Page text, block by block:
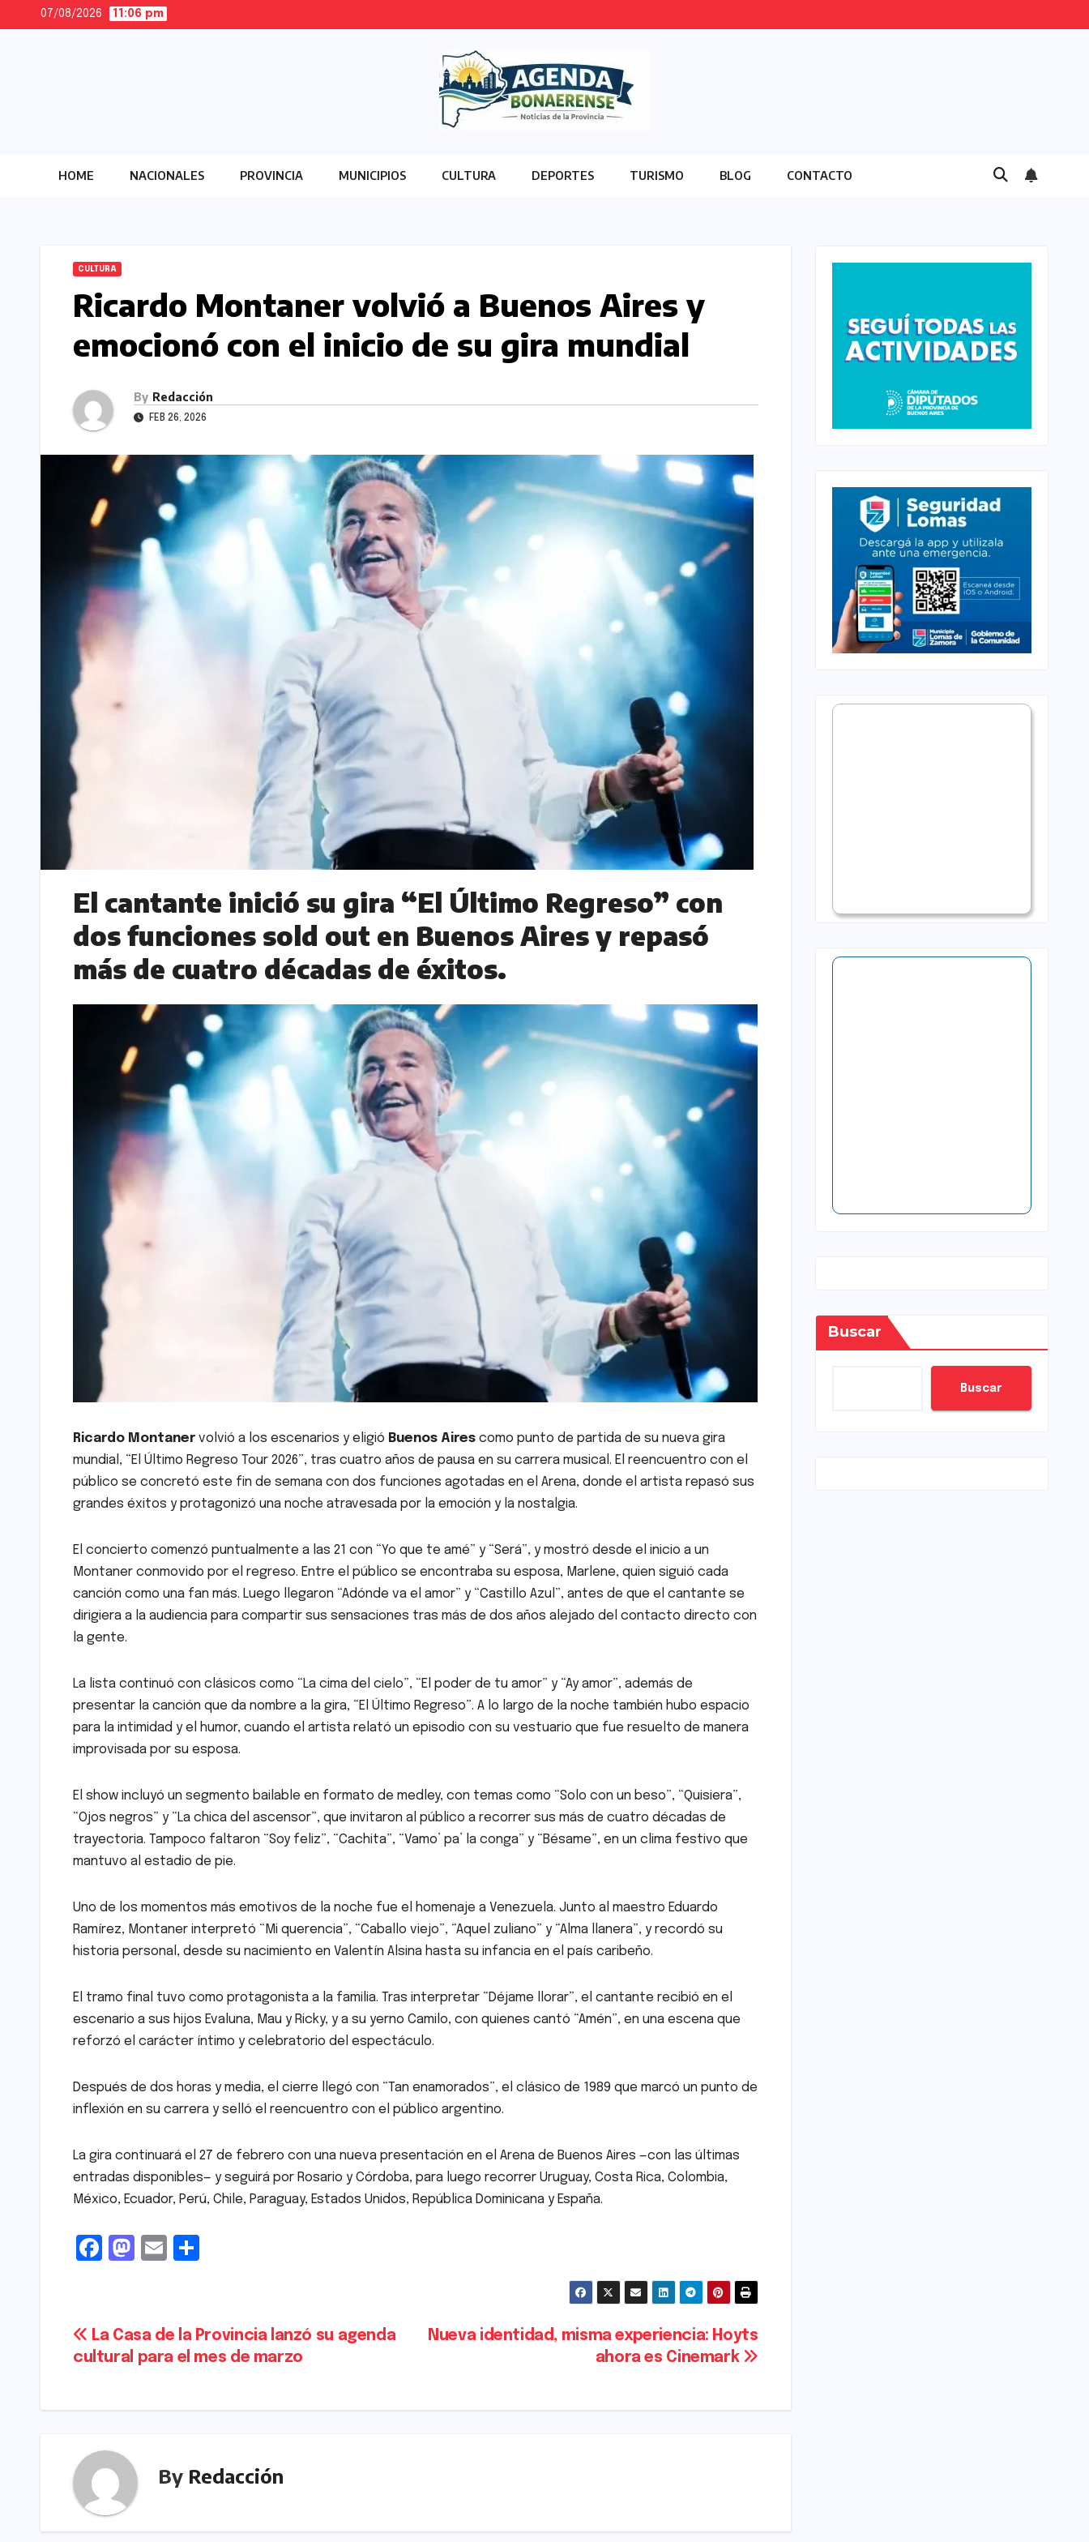
07/08/2026 11:06 pm
HOME NACIONALES PROVINCIA MUNICIPIOS CULTURA DEPORTES TURISMO BLOG CONTACTO
CULTURA
Ricardo Montaner volvió a Buenos Aires y
emocionó con el inicio de su gira mundial
By Redacción
FEB 26, 2026
El cantante inició su gira “El Último Regreso” con
dos funciones sold out en Buenos Aires y repasó
más de cuatro décadas de éxitos.
Ricardo Montaner volvió a los escenarios y eligió Buenos Aires como punto de partida de su nueva gira
mundial, “El Último Regreso Tour 2026”, tras cuatro años de pausa en su carrera musical. El reencuentro con el
público se concretó este fin de semana con dos funciones agotadas en el Arena, donde el artista repasó sus
grandes éxitos y protagonizó una noche atravesada por la emoción y la nostalgia.
El concierto comenzó puntualmente a las 21 con “Yo que te amé” y “Será”, y mostró desde el inicio a un
Montaner conmovido por el regreso. Entre el público se encontraba su esposa, Marlene, quien siguió cada
canción como una fan más. Luego llegaron “Adónde va el amor” y “Castillo Azul”, antes de que el cantante se
dirigiera a la audiencia para compartir sus sensaciones tras más de dos años alejado del contacto directo con
la gente.
La lista continuó con clásicos como “La cima del cielo”, “El poder de tu amor” y “Ay amor”, además de
presentar la canción que da nombre a la gira, “El Último Regreso”. A lo largo de la noche también hubo espacio
para la intimidad y el humor, cuando el artista relató un episodio con su vestuario que fue resuelto de manera
improvisada por su esposa.
El show incluyó un segmento bailable en formato de medley, con temas como “Solo con un beso”, “Quisiera”,
“Ojos negros” y “La chica del ascensor”, que invitaron al público a recorrer sus más de cuatro décadas de
trayectoria. Tampoco faltaron “Soy feliz”, “Cachita”, “Vamo’ pa’ la conga” y “Bésame”, en un clima festivo que
mantuvo al estadio de pie.
Uno de los momentos más emotivos de la noche fue el homenaje a Venezuela. Junto al maestro Eduardo
Ramírez, Montaner interpretó “Mi querencia”, “Caballo viejo”, “Aquel zuliano” y “Alma llanera”, y recordó su
historia personal, desde su nacimiento en Valentín Alsina hasta su infancia en el país caribeño.
El tramo final tuvo como protagonista a la familia. Tras interpretar “Déjame llorar”, el cantante recibió en el
escenario a sus hijos Evaluna, Mau y Ricky, y a su yerno Camilo, con quienes cantó “Amén”, en una escena que
reforzó el carácter íntimo y celebratorio del espectáculo.
Después de dos horas y media, el cierre llegó con “Tan enamorados”, el clásico de 1989 que marcó un punto de
inflexión en su carrera y selló el reencuentro con el público argentino.
La gira continuará el 27 de febrero con una nueva presentación en el Arena de Buenos Aires —con las últimas
entradas disponibles— y seguirá por Rosario y Córdoba, para luego recorrer Uruguay, Costa Rica, Colombia,
México, Ecuador, Perú, Chile, Paraguay, Estados Unidos, República Dominicana y España.
F
e
b
o
M
t
o
o
E
l
e
Navegación
entradas
Nueva identidad, misma experiencia: Hoyts
ahora es Cinemark
La Casa de la Provincia lanzó su agenda
cultural para el mes de marzo
By Redacción
Buscar
Buscar